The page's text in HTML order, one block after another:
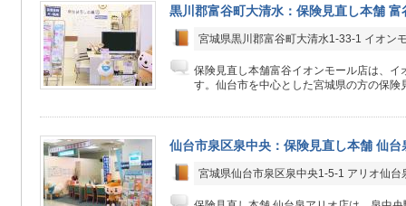
黒川郡富谷町大清水：保険見直し本舗 富
宮城県黒川郡富谷町大清水1-33-1 イオン
保険見直し本舗富谷イオンモール店は、イ
す。仙台市を中心とした宮城県の方の保険
仙台市泉区泉中央：保険見直し本舗 仙台
宮城県仙台市泉区泉中央1-5-1 アリオ仙台